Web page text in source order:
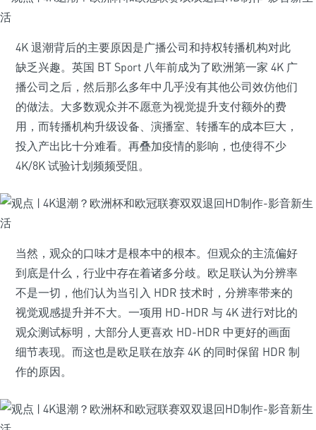
4K 退潮背后的主要原因是广播公司和持权转播机构对此
缺乏兴趣。英国 BT Sport 八年前成为了欧洲第一家 4K 广
播公司之后，然后那么多年中几乎没有其他公司效仿他们
的做法。大多数观众并不愿意为视觉提升支付额外的费
用，而转播机构升级设备、演播室、转播车的成本巨大，
投入产出比十分难看。再叠加疫情的影响，也使得不少
4K/8K 试验计划频频受阻。
当然，观众的口味才是根本中的根本。但观众的主流偏好
到底是什么，行业中存在着诸多分歧。欧足联认为分辨率
不是一切，他们认为当引入 HDR 技术时，分辨率带来的
视觉观感提升并不大。一项用 HD-HDR 与 4K 进行对比的
观众测试标明，大部分人更喜欢 HD-HDR 中更好的画面
细节表现。而这也是欧足联在放弃 4K 的同时保留 HDR 制
作的原因。